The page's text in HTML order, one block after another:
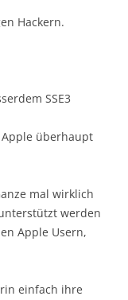
Hackern.
SSE3
überhaupt
mal wirklich
werden
Apple Usern,
einfach ihre